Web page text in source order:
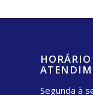
Segunda à